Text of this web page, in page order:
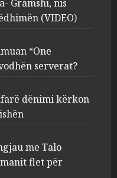
të maskuar
Albania”,
A u vodhën
jep pretencën, ja
kërkon për
Gramshi, nis
(VIDEO)
“One
serverat?
dënimi kërkon
me Talo
flet për